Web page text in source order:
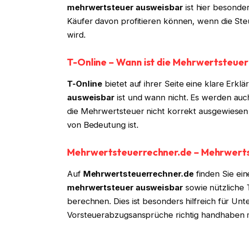
mehrwertsteuer ausweisbarist hier
Käufer davon profitieren können, wenn die
wird.
T-Online – Wann ist die
T-Online bietet auf ihrer Seite eine klare
ausweisbar ist und wann nicht. Es werden
die Mehrwertsteuer nicht korrekt
von Bedeutung ist.
Mehrwertsteuerrechner.de –
Auf Mehrwertsteuerrechner.definden Sie
mehrwertsteuer ausweisbarsowie nützliche
berechnen. Dies ist besonders hilfreich für
Vorsteuerabzugsansprüche richtig handhaben